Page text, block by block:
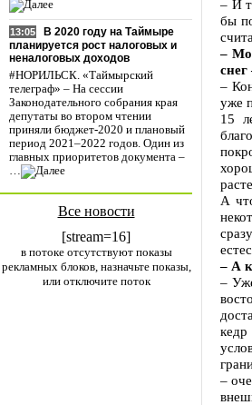
13:05
В 2020 году на Таймыре
планируется рост налоговых и
неналоговых доходов
#НОРИЛЬСК. «Таймырский
телеграф» – На сессии
Законодательного собрания края
депутаты во втором чтении
приняли бюджет-2020 и плановый
период 2021–2022 годов. Один из
главных приоритетов документа –
…
Все новости
[stream=16]
в потоке отсутствуют показы
рекламных блоков, назначьте показы,
или отключите поток
– И
бы
–
–
уже
15
А
– А
–
–